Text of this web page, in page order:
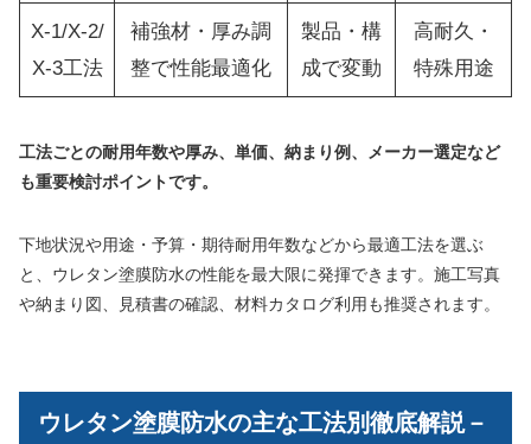
X-1/X-2/
X-3工法
補強材・厚み調
整で性能最適化
製品・構
成で変動
高耐久・
特殊用途
工法ごとの耐用年数や厚み、単価、納まり例、メーカー選定など
も重要検討ポイントです。
下地状況や用途・予算・期待耐用年数などから最適工法を選ぶ
と、ウレタン塗膜防水の性能を最大限に発揮できます。施工写真
や納まり図、見積書の確認、材料カタログ利用も推奨されます。
ウレタン塗膜防水の主な工法別徹底解説－